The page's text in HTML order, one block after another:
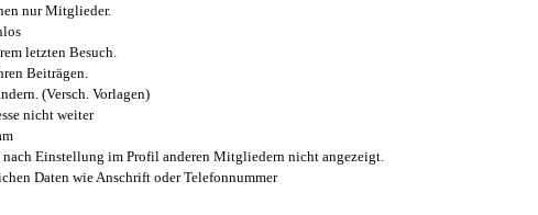
nur Mitglieder.
letzten Besuch.
Beiträgen.
(Versch. Vorlagen)
nicht weiter
Einstellung im Profil anderen Mitgliedern nicht angezeigt.
Daten wie Anschrift oder Telefonnummer